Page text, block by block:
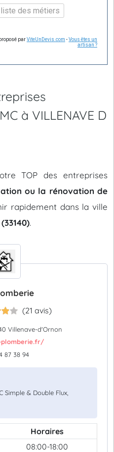
liste des métiers
parViteUnDevis.com -Vous êtes un
artisan ?
à VILLENAVE D
TOP des entreprises
ou la rénovation de
rapidement dans la ville
.
(21 avis)
Villenave-d'Ornon
87 38 94
Simple & Double Flux,
Horaires
08:00-18:00